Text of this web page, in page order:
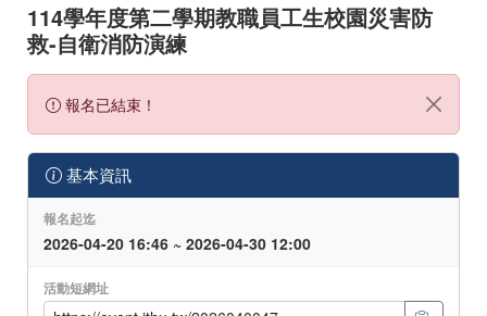
114學年度第二學期教職員工生校園災害防
救-自衛消防演練
報名已結束！
基本資訊
報名起迄
2026-04-20 16:46 ~ 2026-04-30 12:00
活動短網址